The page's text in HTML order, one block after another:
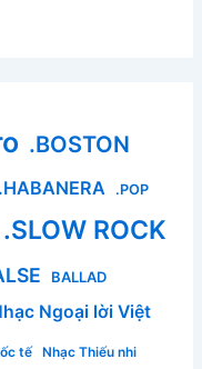
.BOSTON
.HABANERA .POP
.SLOW ROCK
BALLAD
Ngoại lời Việt
tế Nhạc Thiếu nhi